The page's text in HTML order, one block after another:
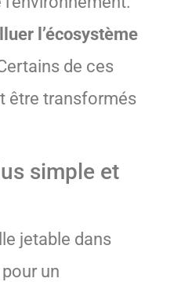
l’écosystème
de ces
être transformés
simple et
jetable dans
un